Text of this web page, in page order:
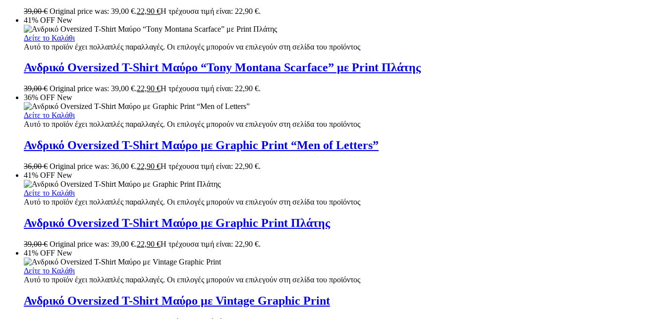
39,00€ Original price was: 39,00 €.22,90 €Η τρέχουσα τιμή είναι: 22,90 €.
41% OFF New
Δείτε το Καλάθι
Αυτό το προϊόν έχει πολλαπλές παραλλαγές. Οι επιλογές μπορούν να επιλεγούν στη σελίδα του προϊόντος
Ανδρικό Oversized T-Shirt Μαύρο “Tony Montana Scarface” με Print Πλάτης
39,00€ Original price was: 39,00 €.22,90 €Η τρέχουσα τιμή είναι: 22,90 €.
36% OFF New
Δείτε το Καλάθι
Αυτό το προϊόν έχει πολλαπλές παραλλαγές. Οι επιλογές μπορούν να επιλεγούν στη σελίδα του προϊόντος
Ανδρικό Oversized T-Shirt Μαύρο με Graphic Print “Men of Letters”
36,00€ Original price was: 36,00 €.22,90 €Η τρέχουσα τιμή είναι: 22,90 €.
41% OFF New
Δείτε το Καλάθι
Αυτό το προϊόν έχει πολλαπλές παραλλαγές. Οι επιλογές μπορούν να επιλεγούν στη σελίδα του προϊόντος
Ανδρικό Oversized T-Shirt Μαύρο με Graphic Print Πλάτης
39,00€ Original price was: 39,00 €.22,90 €Η τρέχουσα τιμή είναι: 22,90 €.
41% OFF New
Δείτε το Καλάθι
Αυτό το προϊόν έχει πολλαπλές παραλλαγές. Οι επιλογές μπορούν να επιλεγούν στη σελίδα του προϊόντος
Ανδρικό Oversized T-Shirt Μαύρο με Vintage Graphic Print